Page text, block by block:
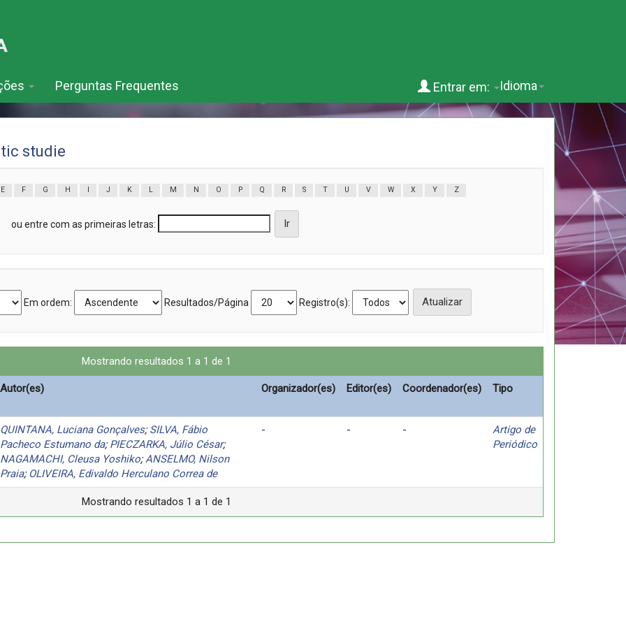
Perguntas Frequentes Idioma
Entrar em:
studie
E F G H J K L M N O P Q R S T U V W X Y Z
ou entre com as primeiras letras:
Em ordem: Resultados/Página Registro(s):
Mostrando resultados 1 a 1 de 1
Autor(es) Organizador(es) Editor(es) Coordenador(es) Tipo
QUINTANA, Luciana Gonçalves;SILVA, Fábio
Pacheco Estumano da;PIECZARKA, Júlio César;
NAGAMACHI, Cleusa Yoshiko;ANSELMO, Nilson
Praia; OLIVEIRA, Edivaldo Herculano Correa de
- - -
Artigo de
Periódico
Mostrando resultados 1 a 1 de 1